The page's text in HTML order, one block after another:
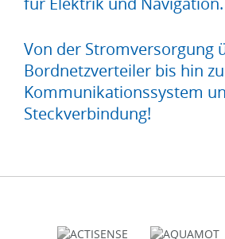
Von der Stromversorgung
Bordnetzverteiler bis hin
Kommunikationssystem
Steckverbindung!